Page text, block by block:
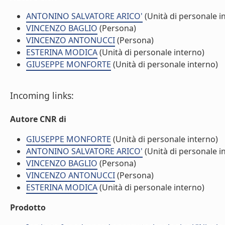
ANTONINO SALVATORE ARICO' (Unità di personale
VINCENZO BAGLIO (Persona)
VINCENZO ANTONUCCI(Persona)
ESTERINA MODICA(Unità di personale interno)
GIUSEPPE MONFORTE (Unità di personale interno)
Incoming links:
Autore CNR di
GIUSEPPE MONFORTE (Unità di personale interno)
ANTONINO SALVATORE ARICO' (Unità di personale
VINCENZO BAGLIO (Persona)
VINCENZO ANTONUCCI(Persona)
ESTERINA MODICA(Unità di personale interno)
Prodotto